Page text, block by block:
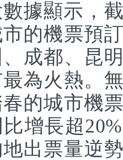
據顯示，
的機票預
成都、昆
為火熱。
的城市機
增長超
出票量逆